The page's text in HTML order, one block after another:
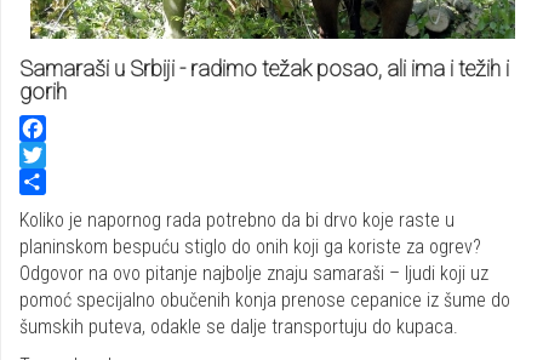
Samaraši u Srbiji - radimo težak posao, ali ima i težih i
gorih
Facebook
Twitter
Share
Koliko je napornog rada potrebno da bi drvo koje raste u
planinskom bespuću stiglo do onih koji ga koriste za ogrev?
Odgovor na ovo pitanje najbolje znaju samaraši – ljudi koji uz
pomoć specijalno obučenih konja prenose cepanice iz šume do
šumskih puteva, odakle se dalje transportuju do kupaca.